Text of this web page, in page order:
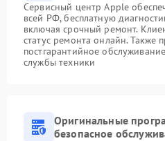
Сервисный центр Apple
всей РФ, бесплатную
включая срочный ремонт.
статус ремонта онлайн. Также
постгарантийное
службы техники
Оригинальные
безопасное